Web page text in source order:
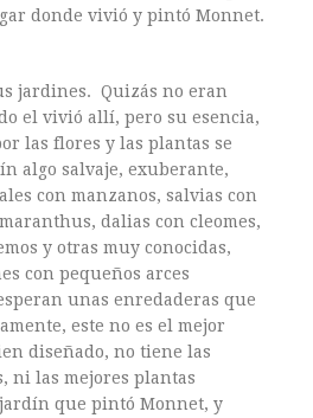
donde vivió y pintó Monnet.
jardines. Quizás no eran
el vivió allí, pero su esencia,
las flores y las plantas se
algo salvaje, exuberante,
con manzanos, salvias con
dalias con cleomes,
y otras muy conocidas,
con pequeños arces
unas enredaderas que
este no es el mejor
diseñado, no tiene las
ni las mejores plantas
que pintó Monnet, y